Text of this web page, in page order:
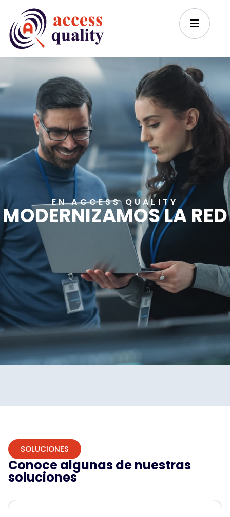
EN ACCESS QUALITY
MODERNIZAMOS LA RED
SOLUCIONES
Conoce algunas de nuestras
soluciones